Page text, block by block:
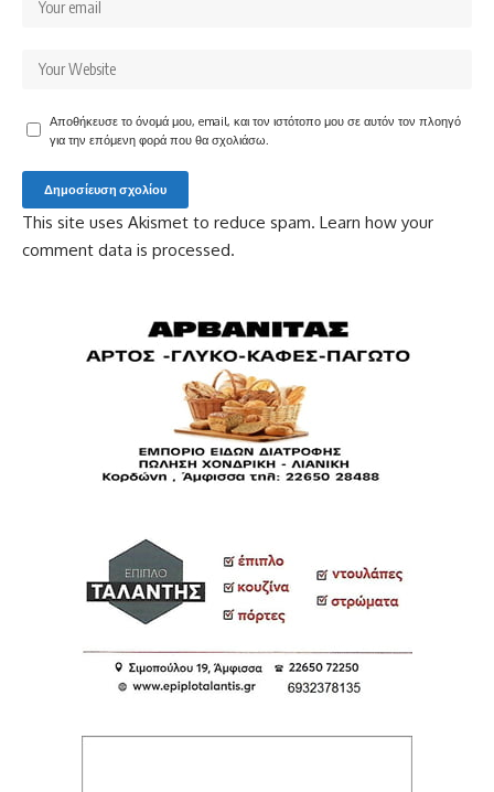
Αποθήκευσε το όνομά μου, email, και τον ιστότοπο μου σε αυτόν τον πλοηγό
για την επόμενη φορά που θα σχολιάσω.
This site uses Akismet to reduce spam. Learn how your
comment data is processed.